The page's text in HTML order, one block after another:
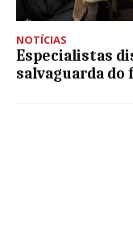
NOTÍCIAS
Especialistas
salvaguarda do